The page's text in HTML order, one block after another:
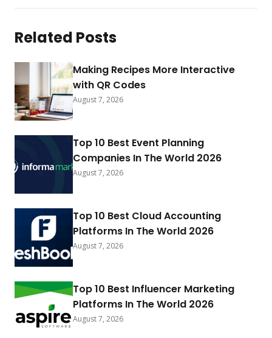
Related Posts
Making Recipes More Interactive
with QR Codes
August 7, 2026
Top 10 Best Event Planning
Companies In The World 2026
August 7, 2026
Top 10 Best Cloud Accounting
Platforms In The World 2026
August 7, 2026
Top 10 Best Influencer Marketing
Platforms In The World 2026
August 7, 2026